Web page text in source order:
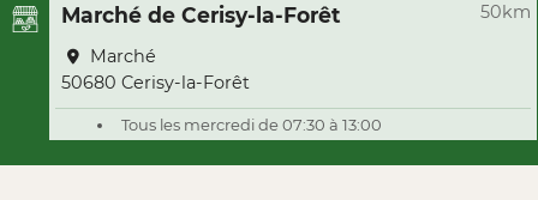
Marché de Cerisy-la-Forêt 50km
Marché
50680 Cerisy-la-Forêt
Tous les mercredi de 07:30 à 13:00